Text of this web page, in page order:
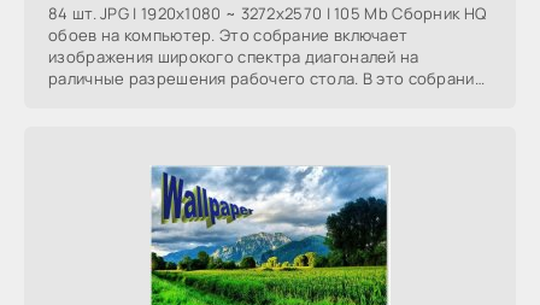
84 шт. JPG | 1920x1080 ~ 3272x2570 | 105 Mb Сборник HQ
обоев на компьютер. Это собрание включает
изображения широкого спектра диагоналей на
раличные разрешения рабочего стола. В это собрание